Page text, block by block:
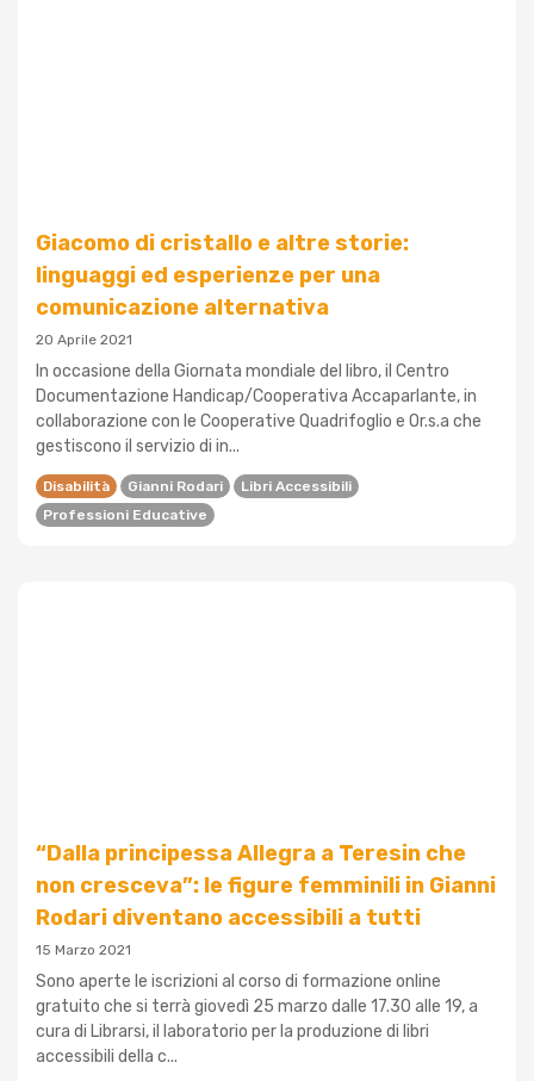
Giacomo di cristallo e altre storie:
linguaggi ed esperienze per una
comunicazione alternativa
20 Aprile 2021
In occasione della Giornata mondiale del libro, il Centro
Documentazione Handicap/Cooperativa Accaparlante, in
collaborazione con le Cooperative Quadrifoglio e Or.s.a che
gestiscono il servizio di in...
Disabilità Gianni Rodari
Libri Accessibili
Professioni Educative
“Dalla principessa Allegra a Teresin che
non cresceva”: le figure femminili in Gianni
Rodari diventano accessibili a tutti
15 Marzo 2021
Sono aperte le iscrizioni al corso di formazione online
gratuito che si terrà giovedì 25 marzo dalle 17.30 alle 19, a
cura di Librarsi, il laboratorio per la produzione di libri
accessibili della c...